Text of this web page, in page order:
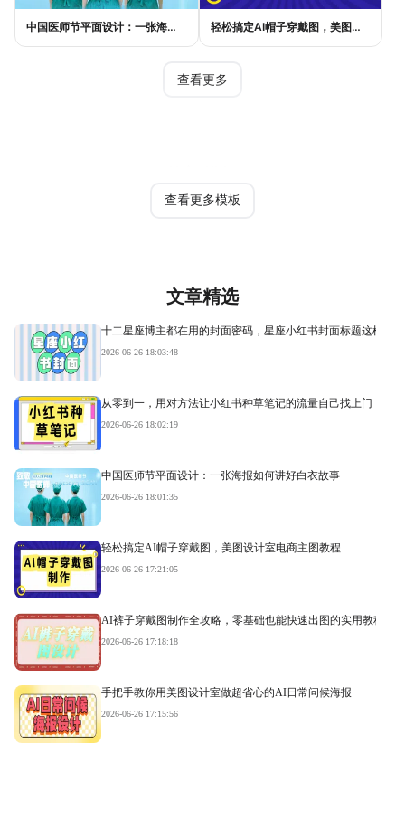
中国医师节平面设计：一张海报如何讲好白衣故事 轻松搞定AI帽子穿戴图，美图设计室电商主图教程
查看更多
查看更多模板
文章精选
十二星座博主都在用的封面密码，星座小红书封面标题这样写
2026-06-26 18:03:48
从零到一，用对方法让小红书种草笔记的流量自己找上门
2026-06-26 18:02:19
中国医师节平面设计：一张海报如何讲好白衣故事
2026-06-26 18:01:35
轻松搞定AI帽子穿戴图，美图设计室电商主图教程
2026-06-26 17:21:05
AI裤子穿戴图制作全攻略，零基础也能快速出图的实用教程
2026-06-26 17:18:18
手把手教你用美图设计室做超省心的AI日常问候海报
2026-06-26 17:15:56